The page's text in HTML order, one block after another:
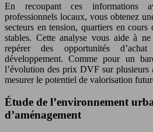
En recoupant ces informations
professionnels locaux, vous obtenez
secteurs en tension, quartiers en
stables. Cette analyse vous aide à
repérer des opportunités
développement. Comme pour un
l’évolution des prix DVF sur plusieurs
mesurer le potentiel de valorisation
Étude de l’environnement
d’aménagement